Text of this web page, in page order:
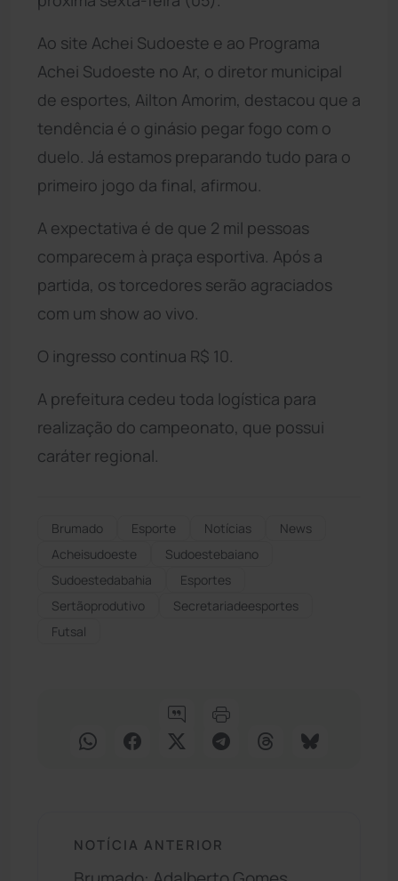
Ao site Achei Sudoeste e ao Programa
Achei Sudoeste no Ar, o diretor municipal
de esportes, Ailton Amorim, destacou que a
tendência é o ginásio pegar fogo com o
duelo. Já estamos preparando tudo para o
primeiro jogo da final, afirmou.
A expectativa é de que 2 mil pessoas
comparecem à praça esportiva. Após a
partida, os torcedores serão agraciados
com um show ao vivo.
O ingresso continua R$ 10.
A prefeitura cedeu toda logística para
realização do campeonato, que possui
caráter regional.
Brumado Esporte Notícias
News
Acheisudoeste
Sudoestebaiano
Sudoestedabahia
Esportes
Sertãoprodutivo
Secretariadeesportes
Futsal
NOTÍCIA ANTERIOR